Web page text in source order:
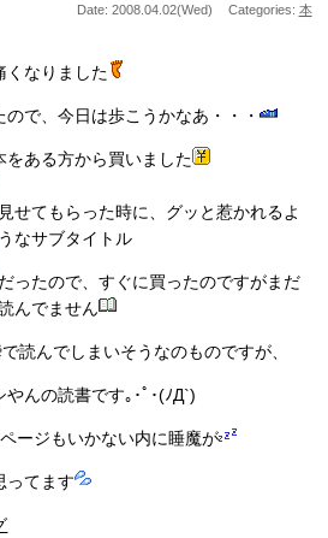
Date: 2008.04.02(Wed) Categories: 本
くなりました
ので、今日は歩こうかなあ・・・
をある方から買いました
見せてもらった時に、グッと惹かれるよ
うなサブタイトル
だったので、すぐに買ったのですがまだ
んでません
読んでしまいそうなのものですが、
んの読書です｡･ﾟ･(ﾉД`)
ージもいかない内に睡魔が
ってます